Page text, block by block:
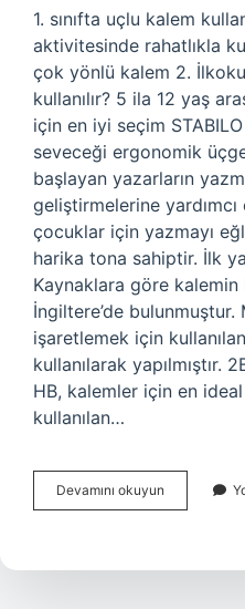
1. sınıfta uçlu kalem
aktivitesinde rahatlıkla
çok yönlü kalem 2.
kullanılır? 5 ila 12 yaş
için en iyi seçim
seveceği ergonomik
başlayan yazarların
geliştirmelerine yardımcı
çocuklar için yazmayı
harika tona sahiptir. İlk
Kaynaklara göre kalemin
İngiltere’de bulunmuştur.
işaretlemek için
kullanılarak yapılmıştır.
HB, kalemler için en
kullanılan…
Devamını okuyun
Sinif
Kalem